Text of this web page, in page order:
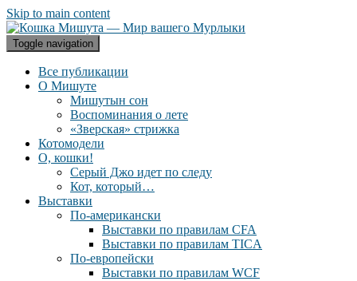
Skip to main content
Toggle navigation
Все публикации
О Мишуте
Мишутын сон
Воспоминания о лете
«Зверская» стрижка
Котомодели
О, кошки!
Серый Джо идет по следу
Кот, который…
Выставки
По-американски
Выставки по правилам CFA
Выставки по правилам TICA
По-европейски
Выставки по правилам WCF